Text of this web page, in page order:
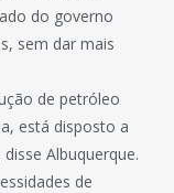
do governo
sem dar mais
de petróleo
está disposto a
Albuquerque.
de